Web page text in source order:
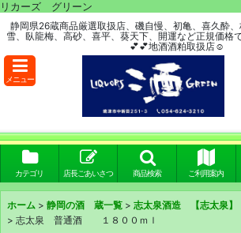
リカーズ グリーン
静岡県26蔵商品厳選取扱店、磯自慢、初亀、喜久酔
雪、臥龍梅、高砂、喜平、葵天下、開運など正規価格
💕💕地酒酒粕取扱店☺
メニュー
カテゴリ 店長ごあいさつ 商品検索 ご利用案内
ホーム > 静岡の酒 蔵一覧 > 志太泉酒造 【志太泉
> 志太泉 普通酒 １８００ｍｌ